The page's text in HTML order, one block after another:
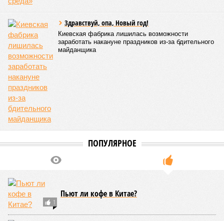
жизни человека. Вернее, каким бы этот срок мог быть, если
исключить из уравнения все признаки старения, в том
числе и соматические мутации.
Итак, пишет в своей разошедшейся на многомиллионную
аудиторию публикации New York Post (почему, кстати, New
York Post, а не отечественные издания?), получилось, что
средним показателем было бы 1759 лет, а максимальным –
29 921 год. Неплохо: одному-единственному человеку
можно было бы застать сразу несколько концов света,
ледниковых периодов и крушение десятка-другого
развитых цивилизаций. Но мы снова возвращаемся к
катастрофическим изменениям в ДНК, которые начисто
долголетия.«При устранении всех остальных причин
теоретическую среднюю продолжительность жизни с
1759 до 156 лет», – рассказываетЕвгений Ефимов
из ключевых авторов исследования, научный сотрудник
Центра био- и медицинских технологий Сколтеха и